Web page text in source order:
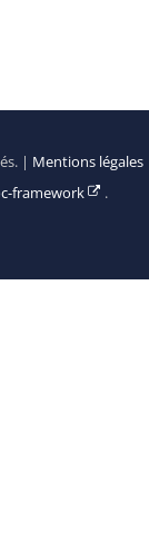
| Mentions légales
framework .